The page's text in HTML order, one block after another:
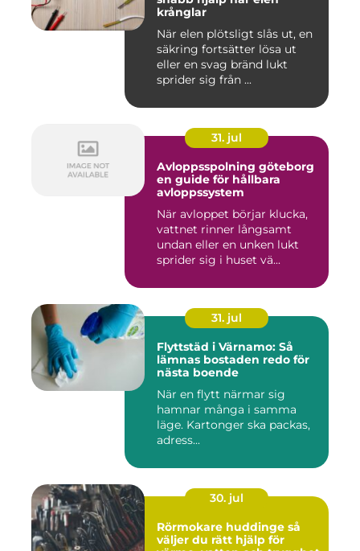
krånglar
När elen plötsligt slås ut, en
säkring fortsätter lösa ut
eller en svag bränd lukt
sprider sig från ...
31. jul
Avloppsspolning göteborg
en guide för hållbara
avloppssystem
När avloppet börjar klucka,
vattnet rinner långsamt
undan eller en unken lukt
sprider sig i huset vä...
31. jul
Flyttstäd i Värnamo: Så
lämnas bostaden redo för
nästa boende
När en flytt närmar sig
hamnar många i samma
läge. Kartonger ska packas,
adress...
30. jul
Rörmokare huddinge så
väljer du rätt hjälp för